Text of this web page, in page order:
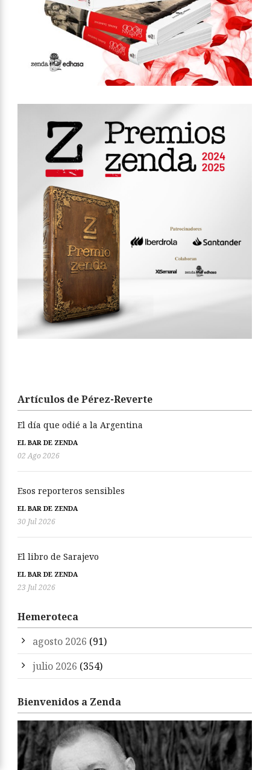
Artículos de Pérez-Reverte
El día que odié a la Argentina
EL BAR DE ZENDA
02 Ago 2026
Esos reporteros sensibles
EL BAR DE ZENDA
30 Jul 2026
El libro de Sarajevo
EL BAR DE ZENDA
23 Jul 2026
Hemeroteca
agosto 2026 (91)
julio 2026 (354)
Bienvenidos a Zenda